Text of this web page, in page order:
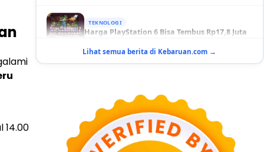
10 Adegan Film Terikat Janji yang Sangat Tak
Bahaya Memakai Softlens untuk Mata yang
Jarang Diketahui
29 Juni 2026
NASIONAL
Lihat semua berita di Kebaruan.com →